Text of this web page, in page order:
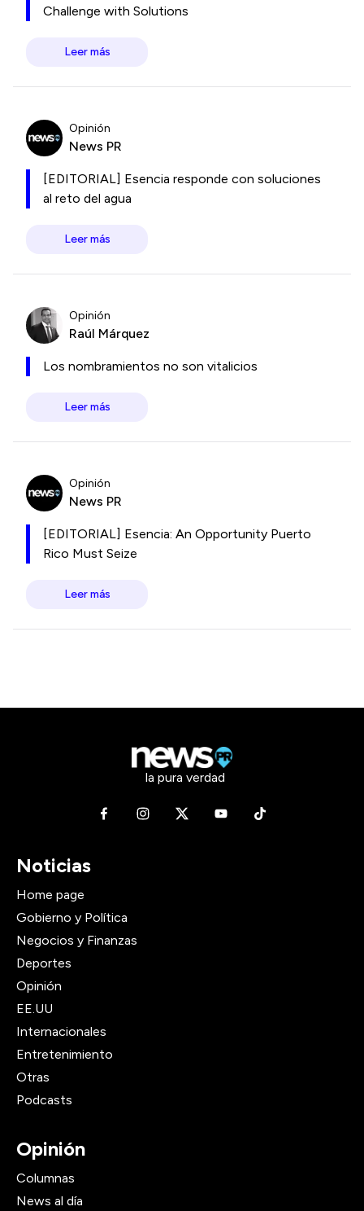
Challenge with Solutions
Leer más
Opinión
News PR
[EDITORIAL] Esencia responde con soluciones
al reto del agua
Leer más
Opinión
Raúl Márquez
Los nombramientos no son vitalicios
Leer más
Opinión
News PR
[EDITORIAL] Esencia: An Opportunity Puerto
Rico Must Seize
Leer más
la pura verdad
Noticias
Home page
Gobierno y Política
Negocios y Finanzas
Deportes
Opinión
EE.UU
Internacionales
Entretenimiento
Otras
Podcasts
Opinión
Columnas
News al día